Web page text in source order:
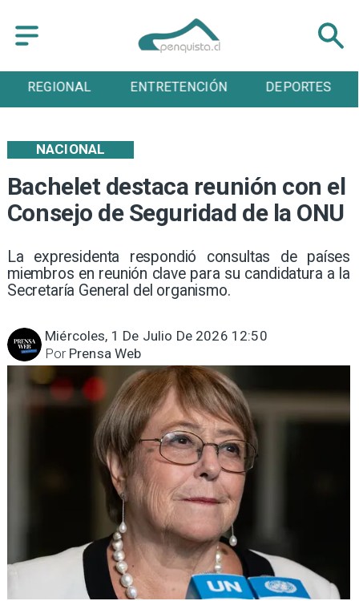
REGIONAL ENTRETENCIÓN DEPORTES
Bachelet destaca reunión con el
Consejo de Seguridad de la ONU
La expresidenta respondió consultas de países
miembros en reunión clave para su candidatura a la
Secretaría General del organismo.
NACIONAL
Miércoles, 1 De Julio De 2026 12:50
Prensa Web
Por